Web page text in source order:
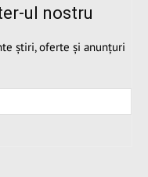
ul nostru
știri, oferte și anunțuri